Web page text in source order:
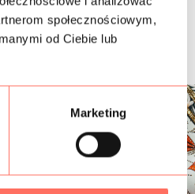
społecznościowym,
od Ciebie lub
Marketing